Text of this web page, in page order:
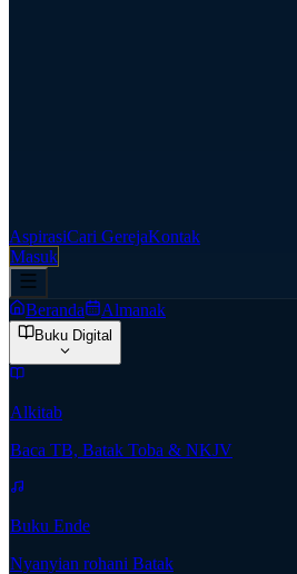
AspirasiCari GerejaKontak
Masuk
Beranda Almanak
Buku Digital
Alkitab
Baca TB, Batak Toba & NKJV
Buku Ende
Nyanyian rohani Batak